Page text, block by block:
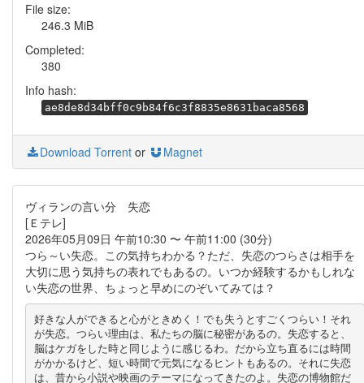
File size:
246.3 MiB
Completed:
380
Info hash:
ae8de8d34bff0c9b84f6c3f8835e8631baca8568
Download Torrent or Magnet
ヴィランの言い分 失恋
[Ｅテレ]
2026年05月09日 午前10:30 〜 午前11:00 (30分)
つら～い失恋。この気持ちわかる？ただ、失恋のつらさは相手を
大切に思う気持ちの表れでもあるの。いつか経験するかもしれな
い失恋の世界、ちょっと早めにのぞいてみては？
好きな人ができると心がときめく！でも失うとすごくつらい！それ
が失恋。つらい理由は、私たちの脳に秘密があるの。失恋すると、
脳はケガをした時と同じように感じるわ。だから立ち直るには時間
がかかるけど、短い時間で元気になるヒントもあるの。それに失恋
は、昔から小説や映画のテーマになってきたのよ。失恋の博物館だ